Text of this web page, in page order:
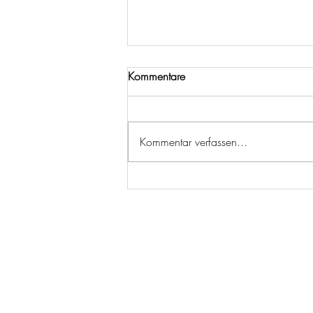
Kommentare
Kommentar verfassen...